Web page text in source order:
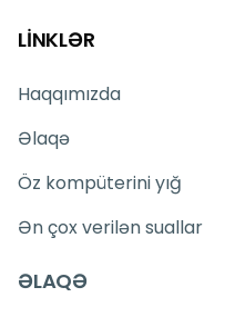
LİNKLƏR
Haqqımızda
Əlaqə
Öz kompüterini yığ
Ən çox verilən suallar
ƏLAQƏ